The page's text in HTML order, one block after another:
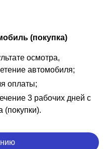
(покупка)
осмотра,
автомобиля;
оплаты;
3 рабочих дней с
(покупки).